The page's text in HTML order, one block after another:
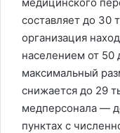
составляет до 30
организация
населением от 50
максимальный
снижается до 29
медперсонала —
пунктах с